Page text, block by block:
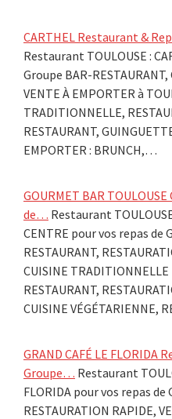
CARTHEL Restaurant &
Restaurant TOULOUSE :
Groupe BAR-
VENTE À EMPORTER à
TRADITIONNELLE,
RESTAURANT,
EMPORTER : BRUNCH,…
GOURMET BAR
de… Restaurant
CENTRE pour vos repas de
RESTAURANT,
CUISINE TRADITIONNELLE
RESTAURANT,
CUISINE VÉGÉTARIENNE,
GRAND CAFÉ LE FLORIDA
Groupe… Restaurant
FLORIDA pour vos repas de
RESTAURATION RAPIDE,